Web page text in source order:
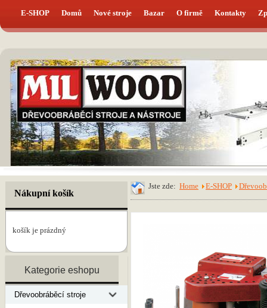
E-SHOP Domů Nové stroje Bazar O firmě Kontakty
Nákupní košík
košík je prázdný
Kategorie eshopu
Dřevoobráběcí stroje
Jste zde: Home E-SHOP